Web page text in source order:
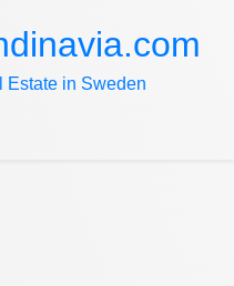
Estate in Sweden